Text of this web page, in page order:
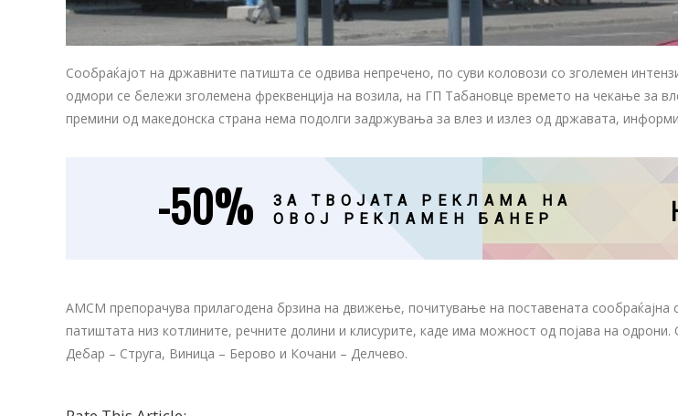
Сообраќајот на државните патишта се одвива непречено, по суви коловози со зголемен
одмори се бележи зголемена фреквенција на возила, на ГП Табановце времето на чекање за
премини од македонска страна нема подолги задржувања за влез и излез од државата,
-50%
ЗА ТВОЈАТА РЕКЛАМА НА
ОВОЈ РЕКЛАМЕН БАНЕР
АМСМ препорачува прилагодена брзина на движење, почитување на поставената сообраќајна
патиштата низ котлините, речните долини и клисурите, каде има можност од појава на
Дебар – Струга, Виница – Берово и Кочани – Делчево.